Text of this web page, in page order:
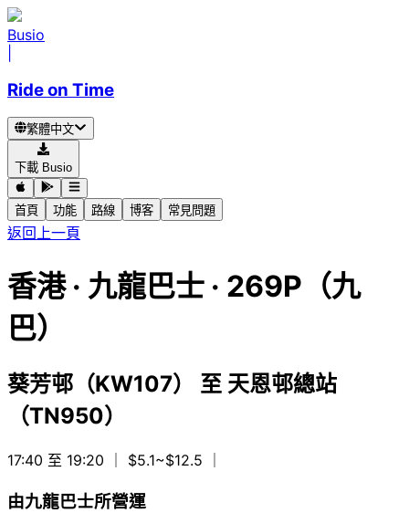
Busio
Ride on Time
繁體中文
下載 Busio
首頁 功能 路線 博客 常見問題
返回上一頁
香港· 九龍巴士 · 269P（九
巴）
葵芳邨（KW107） 至 天恩邨總站
（TN950）
17:40 至 19:20 ｜ $5.1~$12.5
由九龍巴士所營運